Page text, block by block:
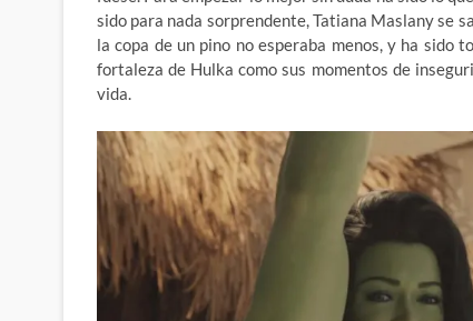
sido para nada sorprendente, Tatiana Maslany se
la copa de un pino no esperaba menos, y ha
fortaleza de Hulka como sus momentos de
vida.